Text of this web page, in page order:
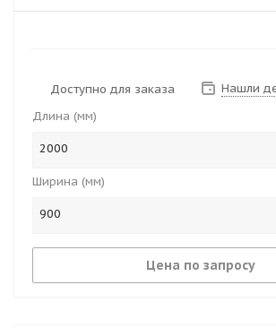
Доступно для заказа
Нашли
Длина (мм)
2000
Ширина (мм)
900
Цена по запросу